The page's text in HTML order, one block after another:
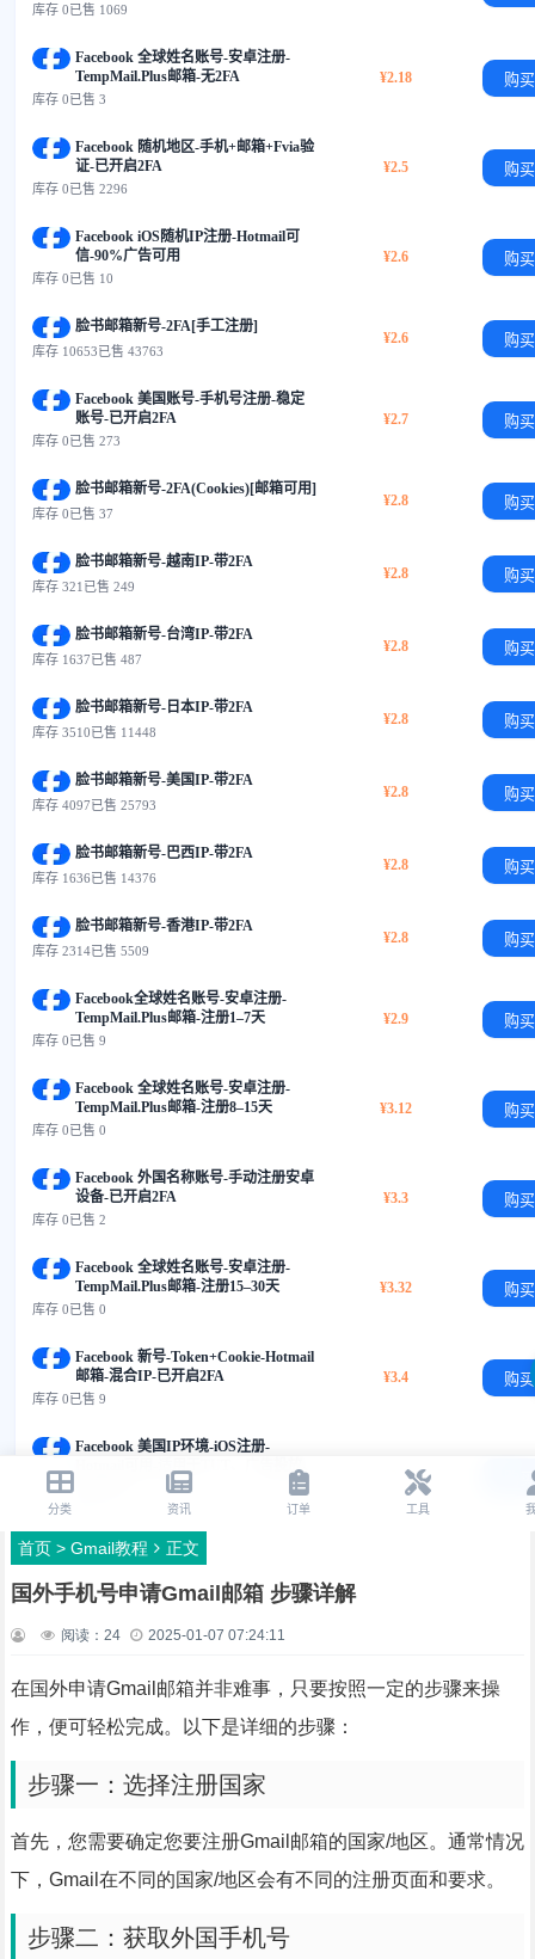
首页> Gmail教程 正文
国外手机号申请Gmail邮箱 步骤详解
阅读： 24 2025-01-07 07:24:11
在国外申请Gmail邮箱并非难事，只要按照一定的步骤来操
作，便可轻松完成。以下是详细的步骤：
步骤一：选择注册国家
首先，您需要确定您要注册Gmail邮箱的国家/地区。通常情况
下，Gmail在不同的国家/地区会有不同的注册页面和要求。
步骤二：获取外国手机号